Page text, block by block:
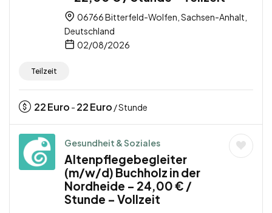
06766 Bitterfeld-Wolfen, Sachsen-Anhalt,
Deutschland
02/08/2026
Teilzeit
22Euro - 22Euro / Stunde
Gesundheit & Soziales
Altenpflegebegleiter
(m/w/d) Buchholz in der
Nordheide – 24,00 € /
Stunde – Vollzeit